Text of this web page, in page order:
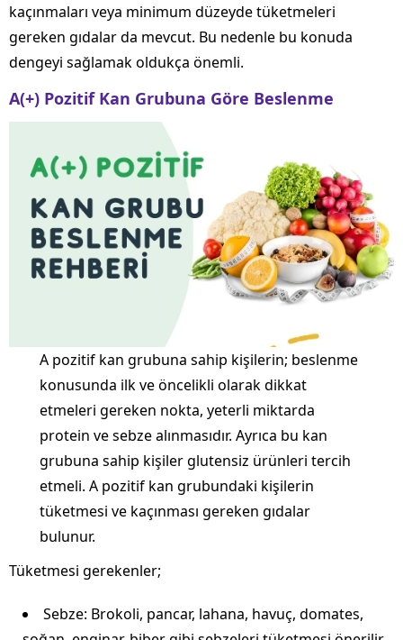
kaçınmaları veya minimum düzeyde tüketmeleri
gereken gıdalar da mevcut. Bu nedenle bu konuda
dengeyi sağlamak oldukça önemli.
A(+) Pozitif Kan Grubuna Göre Beslenme
A pozitif kan grubuna sahip kişilerin; beslenme
konusunda ilk ve öncelikli olarak dikkat
etmeleri gereken nokta, yeterli miktarda
protein ve sebze alınmasıdır. Ayrıca bu kan
grubuna sahip kişiler glutensiz ürünleri tercih
etmeli. A pozitif kan grubundaki kişilerin
tüketmesi ve kaçınması gereken gıdalar
bulunur.
Tüketmesi gerekenler;
Sebze: Brokoli, pancar, lahana, havuç, domates,